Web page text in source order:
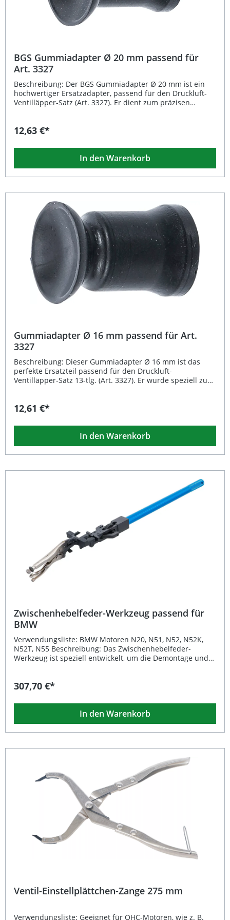
BGS Gummiadapter Ø 20 mm passend für
Art. 3327
Beschreibung: Der BGS Gummiadapter Ø 20 mm ist ein
hochwertiger Ersatzadapter, passend für den Druckluft-
Ventilläpper-Satz (Art. 3327). Er dient zum präzisen
Ventilsitzflächen. Durch das robuste Gummimaterial wird
auch bei häufigem Einsatz gewährleistet. Ersatzadapter Ø
20 mm für Art. 3327 Aus widerstandsfähigem Gummi
gefertigt Unterstützt präzises Einschleifen der Ventilsitze
Leichtes Gewicht (4 g) für komfortable Handhabung
Gummiadapter Ø 20 mm
12,63 €*
In den Warenkorb
Gummiadapter Ø 16 mm passend für Art.
3327
Beschreibung: Dieser Gummiadapter Ø 16 mm ist das
perfekte Ersatzteil passend für den Druckluft-
Ventilläpper-Satz 13-tlg. (Art. 3327). Er wurde speziell zum
zuverlässige Anwendung in der Werkstatt. Dank der
besonders langlebig, formstabil und widerstandsfähig
gegen Verschleiß – ideal für den regelmäßigen Einsatz in
der Motoreninstandsetzung. Hochwertiger Ersatz-
Gummiadapter Ø 16 mm Passend für den Druckluft-
von Ventilsitzen im Zylinderkopf Langlebiges, robustes
Gewicht Lieferumfang: 1x Gummiadapter Ø 16 mm
12,61 €*
In den Warenkorb
Zwischenhebelfeder-Werkzeug passend für
BMW
Verwendungsliste: BMW Motoren N20, N51, N52, N52K,
N52T, N55 Beschreibung: Das Zwischenhebelfeder-
Werkzeug ist speziell entwickelt, um die Demontage und
ideale Lösung für Werkstätten und ambitionierte
N55 arbeiten. Durch seine stabile Bauweise ermöglicht
das Werkzeug eine kontrollierte Handhabung der
kräftigen Federn und reduziert deutlich das Risiko von
Beschädigungen oder Verletzungen. Das Werkzeug ist
zuverlässige Umsetzung der Arbeiten an der
Montage und Demontage der Zwischenhebelfedern Solide
Konstruktion für eine lange Lebensdauer Einfaches
Handling und hohe Präzision Entwickelt nach OEM-
Spezifikation 11 4 270 Lieferumfang: 1x
Zwischenhebelfeder-Werkzeug
307,70 €*
In den Warenkorb
Ventil-Einstellplättchen-Zange 275 mm
Verwendungsliste: Geeignet für OHC-Motoren, wie z. B.